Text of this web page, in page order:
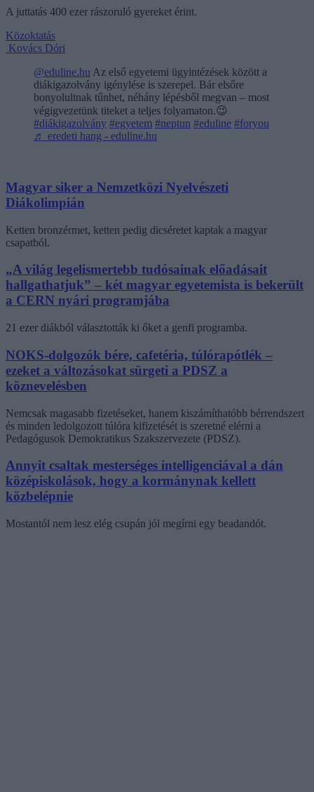
A juttatás 400 ezer rászoruló gyereket érint.
Közoktatás
Kovács Dóri
@eduline.hu Az első egyetemi ügyintézések között a
diákigazolvány igénylése is szerepel. Bár elsőre
bonyolultnak tűnhet, néhány lépésből megvan – most
végigvezetünk titeket a teljes folyamaton.😉
#diákigazolvány #egyetem #neptun #eduline #foryou
♬ eredeti hang - eduline.hu
Magyar siker a Nemzetközi Nyelvészeti
Diákolimpián
Ketten bronzérmet, ketten pedig dicséretet kaptak a magyar
csapatból.
„A világ legelismertebb tudósainak előadásait
hallgathatjuk” – két magyar egyetemista is bekerült
a CERN nyári programjába
21 ezer diákból választották ki őket a genfi programba.
NOKS-dolgozók bére, cafetéria, túlórapótlék –
ezeket a változásokat sürgeti a PDSZ a
köznevelésben
Nemcsak magasabb fizetéseket, hanem kiszámíthatóbb bérrendszert
és minden ledolgozott túlóra kifizetését is szeretné elérni a
Pedagógusok Demokratikus Szakszervezete (PDSZ).
Annyit csaltak mesterséges intelligenciával a dán
középiskolások, hogy a kormánynak kellett
közbelépnie
Mostantól nem lesz elég csupán jól megírni egy beadandót.